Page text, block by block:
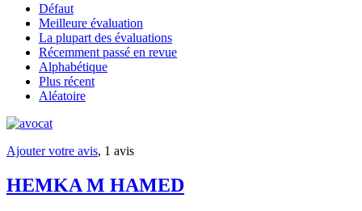
Défaut
Meilleure évaluation
La plupart des évaluations
Récemment passé en revue
Alphabétique
Plus récent
Aléatoire
Ajouter votre avis, 1 avis
HEMKA M HAMED